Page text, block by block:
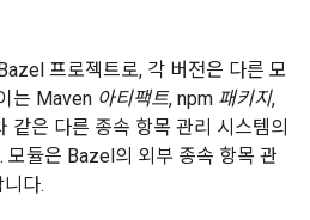
프로젝트로, 각 버전은 다른 모
는 Maven 아티팩트, npm 패키지,
같은 다른 종속 항목 관리 시스템의
모듈은 Bazel의 외부 종속 항목 관
다.